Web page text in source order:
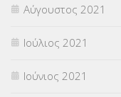
Αύγουστος 2021
Ιούλιος 2021
Ιούνιος 2021